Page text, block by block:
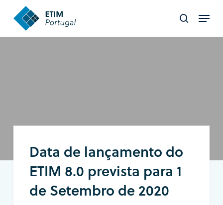
main
search
Menu
Data de lançamento do
ETIM 8.0 prevista para 1
de Setembro de 2020